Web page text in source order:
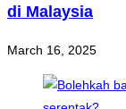
di Malaysia
March 16, 2025